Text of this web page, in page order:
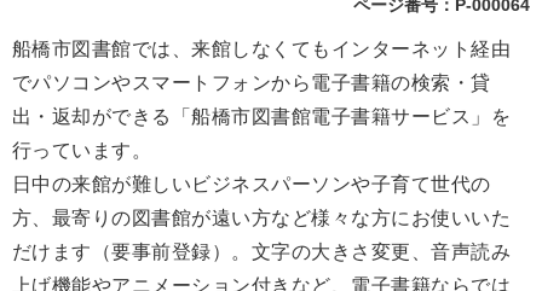
ページ番号：P-000064
船橋市図書館では、来館しなくてもインターネット経由
でパソコンやスマートフォンから電子書籍の検索・貸
出・返却ができる「船橋市図書館電子書籍サービス」を
行っています。
日中の来館が難しいビジネスパーソンや子育て世代の
方、最寄りの図書館が遠い方など様々な方にお使いいた
だけます（要事前登録）。文字の大きさ変更、音声読み
上げ機能やアニメーション付きなど、電子書籍ならでは